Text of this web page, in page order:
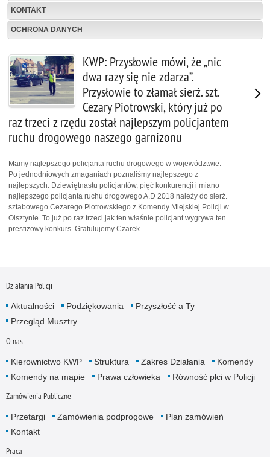
KONTAKT
OCHRONA DANYCH
KWP: Przysłowie mówi, że „nic
dwa razy się nie zdarza”.
Przysłowie to złamał sierż. szt.
Cezary Piotrowski, który już po
raz trzeci z rzędu został najlepszym policjantem
ruchu drogowego naszego garnizonu
Mamy najlepszego policjanta ruchu drogowego w województwie.
Po jednodniowych zmaganiach poznaliśmy najlepszego z
najlepszych. Dziewiętnastu policjantów, pięć konkurencji i miano
najlepszego policjanta ruchu drogowego A.D 2018 należy do sierż.
sztabowego Cezarego Piotrowskiego z Komendy Miejskiej Policji w
Olsztynie. To już po raz trzeci jak ten właśnie policjant wygrywa ten
prestiżowy konkurs. Gratulujemy Czarek.
Działania Policji
Aktualności Podziękowania
Przyszłość a Ty
Przegląd Musztry
O nas
Kierownictwo KWP Struktura Zakres Działania
Komendy
Komendy na mapie
Prawa człowieka Równość płci w Policji
Zamówienia Publiczne
Przetargi Zamówienia podprogowe
Plan zamówień
Kontakt
Praca